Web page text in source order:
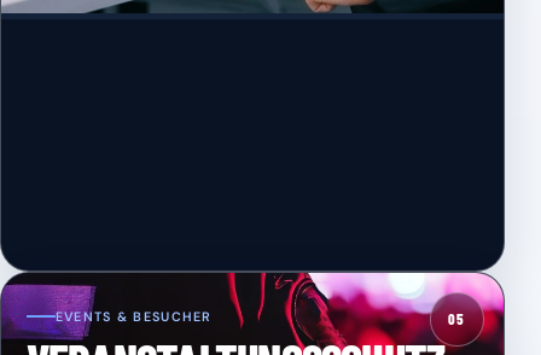
05
EVENTS & BESUCHER